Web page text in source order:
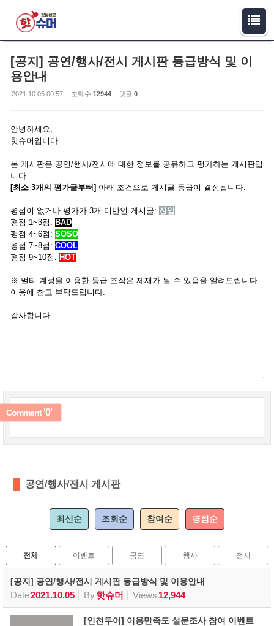
[공지] 공연/행사/전시 게시판 등급방식 및 이
용안내
2021.10.05 00:57 조회 수 12944 댓글 0
안녕하세요,
핫슈머입니다.
본 게시판은 공연/행사/전시에 대한 정보를 공유하고 평가하는 게시판입
니다.
[최소 3개의 평가글부터] 아래 조건으로 게시글 등급이 결정됩니다.
평점이 없거나 평가가 3개 미만인 게시글: 진입
평점 1~3점: BAD
평점 4~6점: SOSO
평점 7~8점: COOL
평점 9~10점: HOT
※ 멀티 계정을 이용한 등급 조작은 제재가 될 수 있음을 알려드립니다.
이용에 참고 부탁드립니다.
감사합니다.
Comment'0'
공연/행사/전시 게시판
최신순 조회순 참여순 평점순
전체 이벤트 공연 행사 전시
[공지] 공연/행사/전시 게시판 등급방식 및 이용안내
Date2021.10.05 By핫슈머 Views 12,944
[인천투어] 이용만족도 설문조사 참여 이벤트